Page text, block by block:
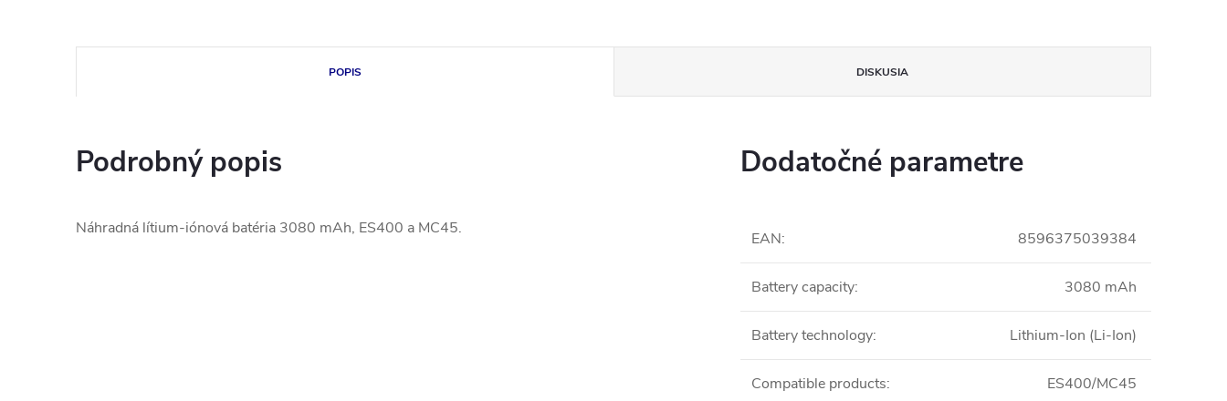
POPIS DISKUSIA
Podrobný popis
Náhradná lítium-iónová batéria 3080 mAh, ES400 a MC45.
Dodatočné parametre
EAN: 8596375039384
Battery capacity: 3080 mAh
Battery technology: Lithium-Ion (Li-Ion)
Compatible products: ES400/MC45